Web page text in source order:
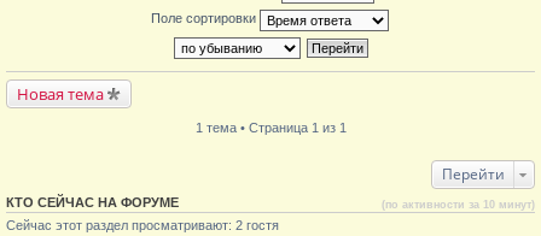
Поле сортировки
Новая тема
1 тема • Страница 1 из 1
Перейти
КТО СЕЙЧАС НА ФОРУМЕ (по активности за 10 минут)
Сейчас этот раздел просматривают: 2 гостя